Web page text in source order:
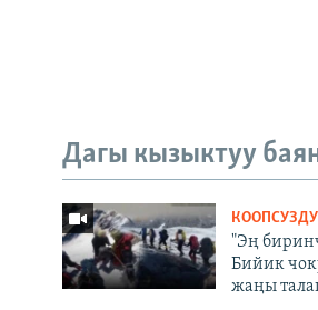
Дагы кызыктуу
"Эң
Бийик
жаңы